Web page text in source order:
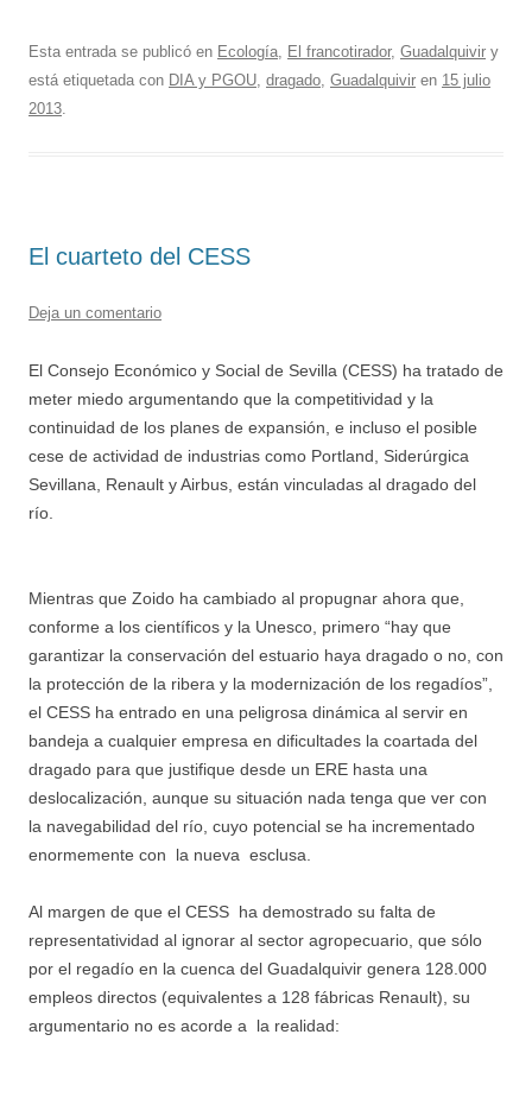
Esta entrada se publicó en Ecología, El francotirador, Guadalquivir y
está etiquetada con DIA y PGOU, dragado, Guadalquivir en 15 julio
2013.
El cuarteto del CESS
Deja un comentario
El Consejo Económico y Social de Sevilla (CESS) ha tratado de
meter miedo argumentando que la competitividad y la
continuidad de los planes de expansión, e incluso el posible
cese de actividad de industrias como Portland, Siderúrgica
Sevillana, Renault y Airbus, están vinculadas al dragado del
río.
Mientras que Zoido ha cambiado al propugnar ahora que,
conforme a los científicos y la Unesco, primero “hay que
garantizar la conservación del estuario haya dragado o no, con
la protección de la ribera y la modernización de los regadíos”,
el CESS ha entrado en una peligrosa dinámica al servir en
bandeja a cualquier empresa en dificultades la coartada del
dragado para que justifique desde un ERE hasta una
deslocalización, aunque su situación nada tenga que ver con
la navegabilidad del río, cuyo potencial se ha incrementado
enormemente con la nueva esclusa.
Al margen de que el CESS ha demostrado su falta de
representatividad al ignorar al sector agropecuario, que sólo
por el regadío en la cuenca del Guadalquivir genera 128.000
empleos directos (equivalentes a 128 fábricas Renault), su
argumentario no es acorde a la realidad: